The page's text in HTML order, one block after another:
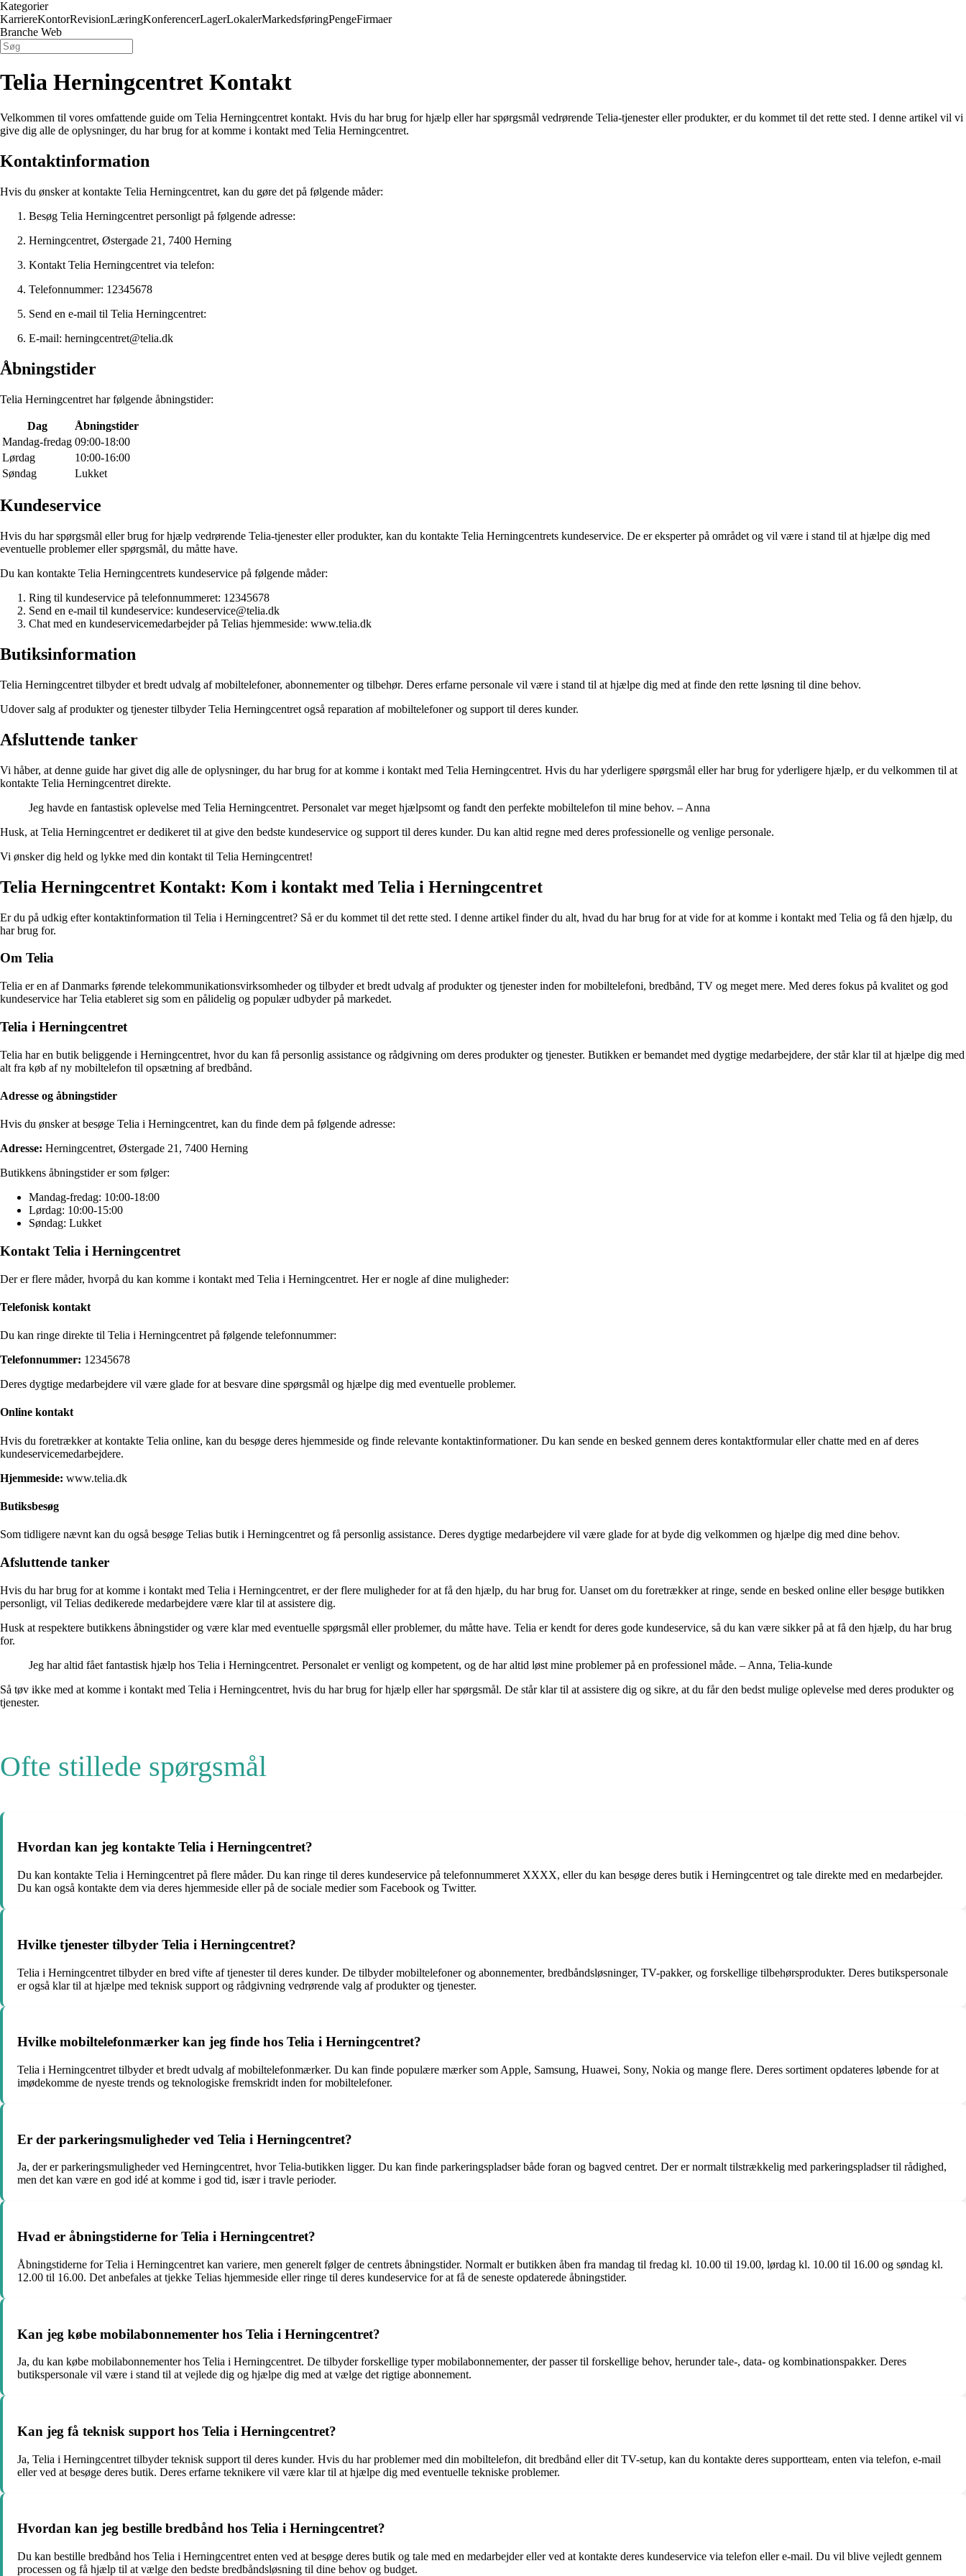
Kategorier
KarriereKontorRevisionLæringKonferencerLagerLokalerMarkedsføringPengeFirmaer
Branche Web
Telia Herningcentret Kontakt
Velkommen til vores omfattende guide om Telia Herningcentret kontakt. Hvis du har brug for hjælp eller har spørgsmål vedrørende Telia-tjenester eller produkter, er du kommet til det rette sted. I denne artikel vil vi
give dig alle de oplysninger, du har brug for at komme i kontakt med Telia Herningcentret.
Kontaktinformation
Hvis du ønsker at kontakte Telia Herningcentret, kan du gøre det på følgende måder:
Besøg Telia Herningcentret personligt på følgende adresse:
Herningcentret, Østergade 21, 7400 Herning
Kontakt Telia Herningcentret via telefon:
Telefonnummer: 12345678
Send en e-mail til Telia Herningcentret:
E-mail: herningcentret@telia.dk
Åbningstider
Telia Herningcentret har følgende åbningstider:
Dag
Åbningstider
Mandag-fredag 09:00-18:00
Lørdag
10:00-16:00
Søndag
Lukket
Kundeservice
Hvis du har spørgsmål eller brug for hjælp vedrørende Telia-tjenester eller produkter, kan du kontakte Telia Herningcentrets kundeservice. De er eksperter på området og vil være i stand til at hjælpe dig med
eventuelle problemer eller spørgsmål, du måtte have.
Du kan kontakte Telia Herningcentrets kundeservice på følgende måder:
Ring til kundeservice på telefonnummeret: 12345678
Send en e-mail til kundeservice: kundeservice@telia.dk
Chat med en kundeservicemedarbejder på Telias hjemmeside: www.telia.dk
Butiksinformation
Telia Herningcentret tilbyder et bredt udvalg af mobiltelefoner, abonnementer og tilbehør. Deres erfarne personale vil være i stand til at hjælpe dig med at finde den rette løsning til dine behov.
Udover salg af produkter og tjenester tilbyder Telia Herningcentret også reparation af mobiltelefoner og support til deres kunder.
Afsluttende tanker
Vi håber, at denne guide har givet dig alle de oplysninger, du har brug for at komme i kontakt med Telia Herningcentret. Hvis du har yderligere spørgsmål eller har brug for yderligere hjælp, er du velkommen til at
kontakte Telia Herningcentret direkte.
Jeg havde en fantastisk oplevelse med Telia Herningcentret. Personalet var meget hjælpsomt og fandt den perfekte mobiltelefon til mine behov. – Anna
Husk, at Telia Herningcentret er dedikeret til at give den bedste kundeservice og support til deres kunder. Du kan altid regne med deres professionelle og venlige personale.
Vi ønsker dig held og lykke med din kontakt til Telia Herningcentret!
Telia Herningcentret Kontakt: Kom i kontakt med Telia i Herningcentret
Er du på udkig efter kontaktinformation til Telia i Herningcentret? Så er du kommet til det rette sted. I denne artikel finder du alt, hvad du har brug for at vide for at komme i kontakt med Telia og få den hjælp, du
har brug for.
Om Telia
Telia er en af Danmarks førende telekommunikationsvirksomheder og tilbyder et bredt udvalg af produkter og tjenester inden for mobiltelefoni, bredbånd, TV og meget mere. Med deres fokus på kvalitet og god
kundeservice har Telia etableret sig som en pålidelig og populær udbyder på markedet.
Telia i Herningcentret
Telia har en butik beliggende i Herningcentret, hvor du kan få personlig assistance og rådgivning om deres produkter og tjenester. Butikken er bemandet med dygtige medarbejdere, der står klar til at hjælpe dig med
alt fra køb af ny mobiltelefon til opsætning af bredbånd.
Adresse og åbningstider
Hvis du ønsker at besøge Telia i Herningcentret, kan du finde dem på følgende adresse:
Adresse: Herningcentret, Østergade 21, 7400 Herning
Butikkens åbningstider er som følger:
Mandag-fredag: 10:00-18:00
Lørdag: 10:00-15:00
Søndag: Lukket
Kontakt Telia i Herningcentret
Der er flere måder, hvorpå du kan komme i kontakt med Telia i Herningcentret. Her er nogle af dine muligheder:
Telefonisk kontakt
Du kan ringe direkte til Telia i Herningcentret på følgende telefonnummer:
Telefonnummer: 12345678
Deres dygtige medarbejdere vil være glade for at besvare dine spørgsmål og hjælpe dig med eventuelle problemer.
Online kontakt
Hvis du foretrækker at kontakte Telia online, kan du besøge deres hjemmeside og finde relevante kontaktinformationer. Du kan sende en besked gennem deres kontaktformular eller chatte med en af deres
kundeservicemedarbejdere.
Hjemmeside: www.telia.dk
Butiksbesøg
Som tidligere nævnt kan du også besøge Telias butik i Herningcentret og få personlig assistance. Deres dygtige medarbejdere vil være glade for at byde dig velkommen og hjælpe dig med dine behov.
Afsluttende tanker
Hvis du har brug for at komme i kontakt med Telia i Herningcentret, er der flere muligheder for at få den hjælp, du har brug for. Uanset om du foretrækker at ringe, sende en besked online eller besøge butikken
personligt, vil Telias dedikerede medarbejdere være klar til at assistere dig.
Husk at respektere butikkens åbningstider og være klar med eventuelle spørgsmål eller problemer, du måtte have. Telia er kendt for deres gode kundeservice, så du kan være sikker på at få den hjælp, du har brug
for.
Jeg har altid fået fantastisk hjælp hos Telia i Herningcentret. Personalet er venligt og kompetent, og de har altid løst mine problemer på en professionel måde. – Anna, Telia-kunde
Så tøv ikke med at komme i kontakt med Telia i Herningcentret, hvis du har brug for hjælp eller har spørgsmål. De står klar til at assistere dig og sikre, at du får den bedst mulige oplevelse med deres produkter og
tjenester.
Ofte stillede spørgsmål
Hvordan kan jeg kontakte Telia i Herningcentret?
Du kan kontakte Telia i Herningcentret på flere måder. Du kan ringe til deres kundeservice på telefonnummeret XXXX, eller du kan besøge deres butik i Herningcentret og tale direkte med en medarbejder.
Du kan også kontakte dem via deres hjemmeside eller på de sociale medier som Facebook og Twitter.
Hvilke tjenester tilbyder Telia i Herningcentret?
Telia i Herningcentret tilbyder en bred vifte af tjenester til deres kunder. De tilbyder mobiltelefoner og abonnementer, bredbåndsløsninger, TV-pakker, og forskellige tilbehørsprodukter. Deres butikspersonale
er også klar til at hjælpe med teknisk support og rådgivning vedrørende valg af produkter og tjenester.
Hvilke mobiltelefonmærker kan jeg finde hos Telia i Herningcentret?
Telia i Herningcentret tilbyder et bredt udvalg af mobiltelefonmærker. Du kan finde populære mærker som Apple, Samsung, Huawei, Sony, Nokia og mange flere. Deres sortiment opdateres løbende for at
imødekomme de nyeste trends og teknologiske fremskridt inden for mobiltelefoner.
Er der parkeringsmuligheder ved Telia i Herningcentret?
Ja, der er parkeringsmuligheder ved Herningcentret, hvor Telia-butikken ligger. Du kan finde parkeringspladser både foran og bagved centret. Der er normalt tilstrækkelig med parkeringspladser til rådighed,
men det kan være en god idé at komme i god tid, især i travle perioder.
Hvad er åbningstiderne for Telia i Herningcentret?
Åbningstiderne for Telia i Herningcentret kan variere, men generelt følger de centrets åbningstider. Normalt er butikken åben fra mandag til fredag kl. 10.00 til 19.00, lørdag kl. 10.00 til 16.00 og søndag kl.
12.00 til 16.00. Det anbefales at tjekke Telias hjemmeside eller ringe til deres kundeservice for at få de seneste opdaterede åbningstider.
Kan jeg købe mobilabonnementer hos Telia i Herningcentret?
Ja, du kan købe mobilabonnementer hos Telia i Herningcentret. De tilbyder forskellige typer mobilabonnementer, der passer til forskellige behov, herunder tale-, data- og kombinationspakker. Deres
butikspersonale vil være i stand til at vejlede dig og hjælpe dig med at vælge det rigtige abonnement.
Kan jeg få teknisk support hos Telia i Herningcentret?
Ja, Telia i Herningcentret tilbyder teknisk support til deres kunder. Hvis du har problemer med din mobiltelefon, dit bredbånd eller dit TV-setup, kan du kontakte deres supportteam, enten via telefon, e-mail
eller ved at besøge deres butik. Deres erfarne teknikere vil være klar til at hjælpe dig med eventuelle tekniske problemer.
Hvordan kan jeg bestille bredbånd hos Telia i Herningcentret?
Du kan bestille bredbånd hos Telia i Herningcentret enten ved at besøge deres butik og tale med en medarbejder eller ved at kontakte deres kundeservice via telefon eller e-mail. Du vil blive vejledt gennem
processen og få hjælp til at vælge den bedste bredbåndsløsning til dine behov og budget.